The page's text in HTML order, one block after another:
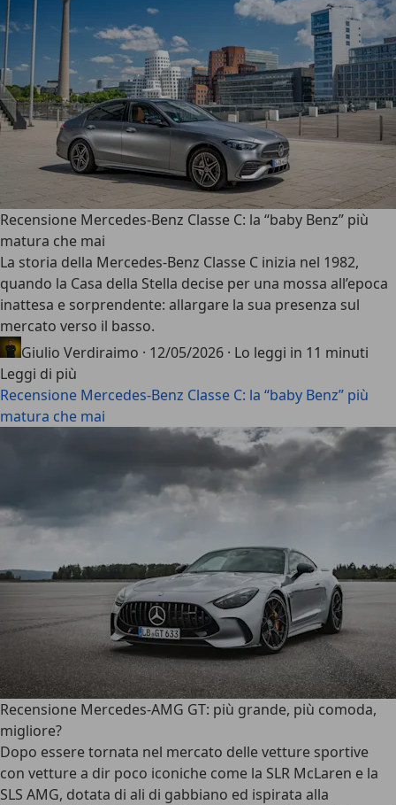
Recensione Mercedes-Benz Classe C: la “baby Benz” più
matura che mai
La storia della Mercedes-Benz Classe C inizia nel 1982,
quando la Casa della Stella decise per una mossa all’epoca
inattesa e sorprendente: allargare la sua presenza sul
mercato verso il basso.
Giulio Verdiraimo · 12/05/2026 · Lo leggi in 11 minuti
Leggi di più
Recensione Mercedes-Benz Classe C: la “baby Benz” più
matura che mai
Recensione Mercedes-AMG GT: più grande, più comoda,
migliore?
Dopo essere tornata nel mercato delle vetture sportive
con vetture a dir poco iconiche come la SLR McLaren e la
SLS AMG, dotata di ali di gabbiano ed ispirata alla